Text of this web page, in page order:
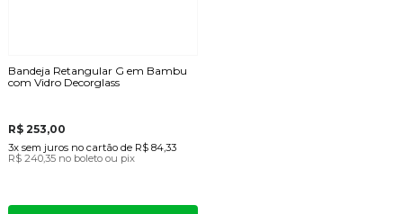
Bandeja Retangular G em Bambu
com Vidro Decorglass
R$ 253,00
3x sem juros no cartãode R$ 84,33
R$ 240,35 no boleto ou pix